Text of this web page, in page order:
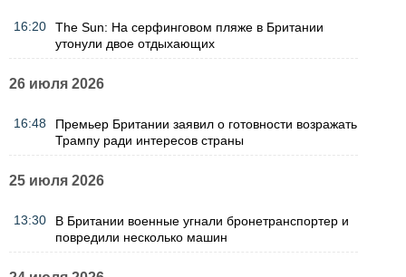
16:20
The Sun: На серфинговом пляже в Британии
утонули двое отдыхающих
26 июля 2026
16:48
Премьер Британии заявил о готовности возражать
Трампу ради интересов страны
25 июля 2026
13:30
В Британии военные угнали бронетранспортер и
повредили несколько машин